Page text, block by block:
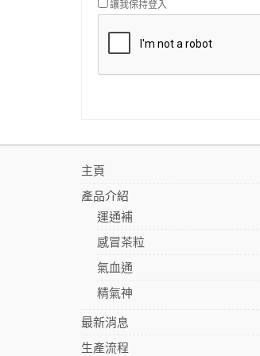
讓我保持登入
主頁
產品介紹
運通補
感冒茶粒
氣血通
精氣神
最新消息
生產流程